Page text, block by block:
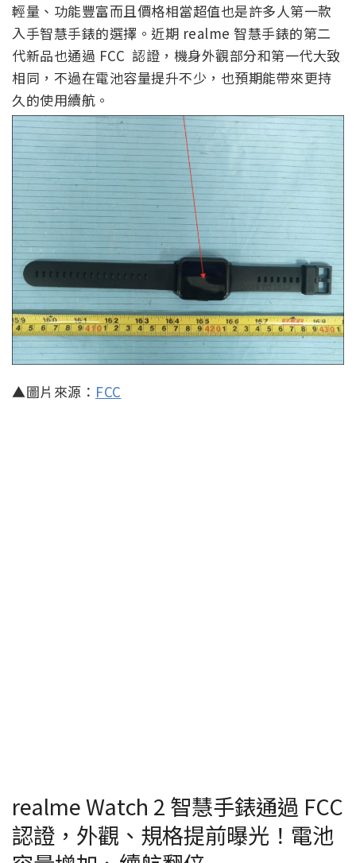
輕量、功能豐富而且價格相當超值也是許多人第一款
入手智慧手錶的選擇。近期 realme 智慧手錶的第二
代新品也通過 FCC 認證，機身外觀部分和第一代大致
相同，不過在電池容量提升不少，也預期能帶來更持
久的使用續航。
▲圖片來源： FCC
realme Watch 2 智慧手錶通過 FCC
認證，外觀、規格提前曝光！電池